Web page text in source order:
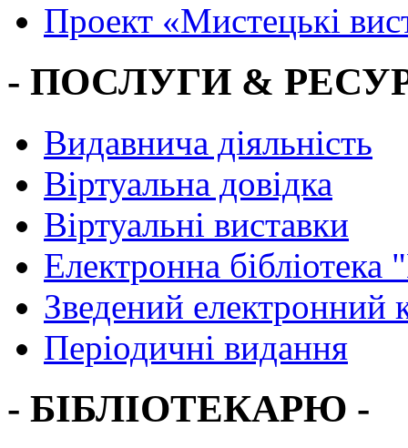
Проект «Мистецькі
- ПОСЛУГИ &
Видавнича діяльність
Віртуальна довідка
Віртуальні виставки
Електронна
Зведений електронний
Періодичні видання
- БІБЛІОТЕКАРЮ -